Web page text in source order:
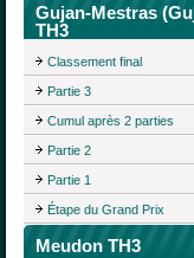
Gujan-Mestras
TH3
Classement final
Partie 3
Cumul après 2 parties
Partie 2
Partie 1
Étape du Grand Prix
Meudon TH3